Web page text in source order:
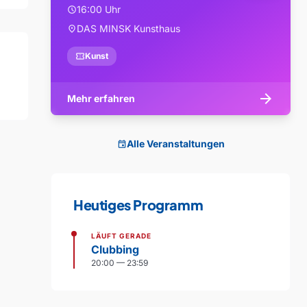
schedule16:00 Uhr
location_onDAS MINSK Kunsthaus
confirmation_numberKunst
Mehr erfahren arrow_forward
eventAlle Veranstaltungen
Heutiges Programm
LÄUFT GERADE
Clubbing
20:00 — 23:59